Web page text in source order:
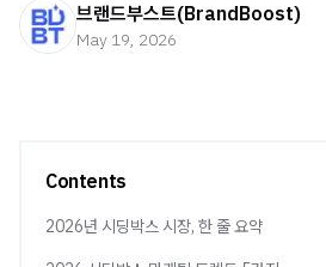
브랜드부스트(BrandBoost)
May 19, 2026
Contents
2026년 시딩박스 시장, 한 줄 요약